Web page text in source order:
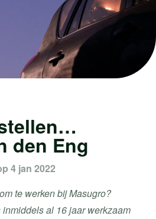
den Eng
4 jan 2022
te werken bij Masugro?
al 16 jaar werkzaam